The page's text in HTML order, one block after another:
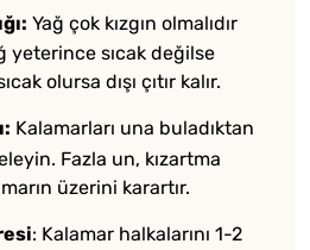
Yağ çok kızgın olmalıdır
yeterince sıcak değilse
olursa dışı çıtır kalır.
Kalamarları una buladıktan
Fazla un, kızartma
üzerini karartır.
: Kalamar halkalarını 1-2